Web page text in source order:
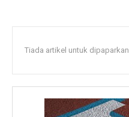
Tiada artikel untuk dipaparkan